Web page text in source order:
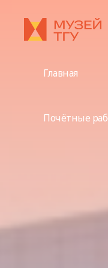
содержимому
Главная
Почётные